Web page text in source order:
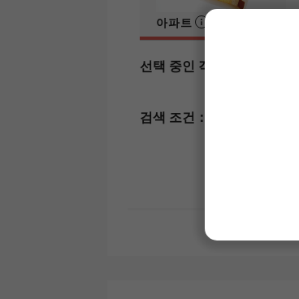
아파트
선택 중인 객실 유형：
검색 조건：
계단에 가깝